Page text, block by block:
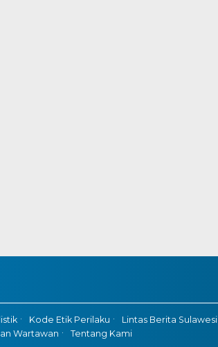
Kode Etik Perilaku Lintas Berita Sulawesi
Wartawan
Tentang Kami